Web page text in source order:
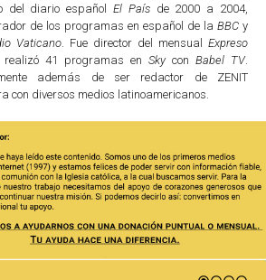
del diario españolEl Paísde 2000 a 2004,
de los programas en español de la BBCy
Vaticano. Fue director del mensualExpreso
realizó 41 programas en Skycon Babel TV.
además de ser redactor de ZENIT
con diversos medios latinoamericanos.